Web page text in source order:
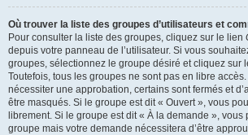
Où trouver la liste des groupes d’utilisateurs et
Pour consulter la liste des groupes, cliquez sur le lien
depuis votre panneau de l’utilisateur. Si vous
groupes, sélectionnez le groupe désiré et cliquez sur
Toutefois, tous les groupes ne sont pas en libre
nécessiter une approbation, certains sont fermés et
être masqués. Si le groupe est dit « Ouvert », vous
librement. Si le groupe est dit « À la demande », vous
groupe mais votre demande nécessitera d’être